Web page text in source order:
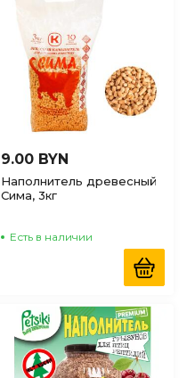
9.00 BYN
Наполнитель древесный
Сима, 3кг
Есть в наличии